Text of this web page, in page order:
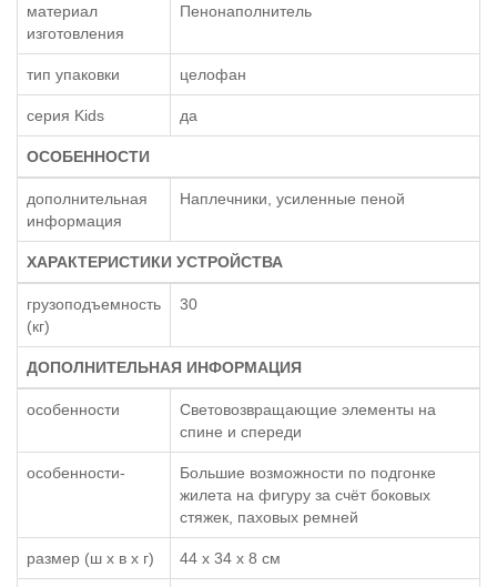
материал
изготовления
Пенонаполнитель
тип упаковки целофан
серия Kids да
ОСОБЕННОСТИ
дополнительная
информация
Наплечники, усиленные пеной
ХАРАКТЕРИСТИКИ УСТРОЙСТВА
грузоподъемность
(кг)
30
ДОПОЛНИТЕЛЬНАЯ ИНФОРМАЦИЯ
особенности
Световозвращающие элементы на
спине и спереди
особенности-
Большие возможности по подгонке
жилета на фигуру за счёт боковых
стяжек, паховых ремней
размер (ш x в x г) 44 x 34 x 8 см